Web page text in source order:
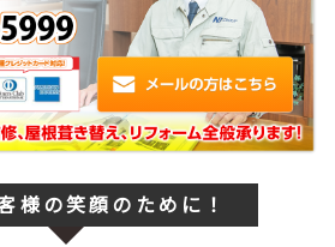
様の笑顔のために！